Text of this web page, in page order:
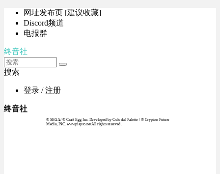
网址发布页 [建议收藏]
Discord频道
电报群
终音社
搜索
登录 / 注册
终音社
© SEGA / © Craft Egg Inc. Developed by Colorful Palette / © Crypton Future
Media, INC. www.piapro.netAll rights reserved.